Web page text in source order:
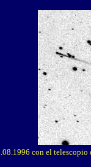
con el